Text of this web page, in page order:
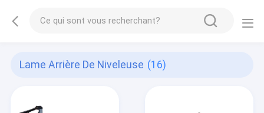
Lame Arrière De Niveleuse (16)